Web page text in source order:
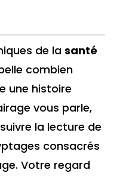
de lasanté
combien
une histoire
vous parle,
la lecture de
consacrés
Votre regard